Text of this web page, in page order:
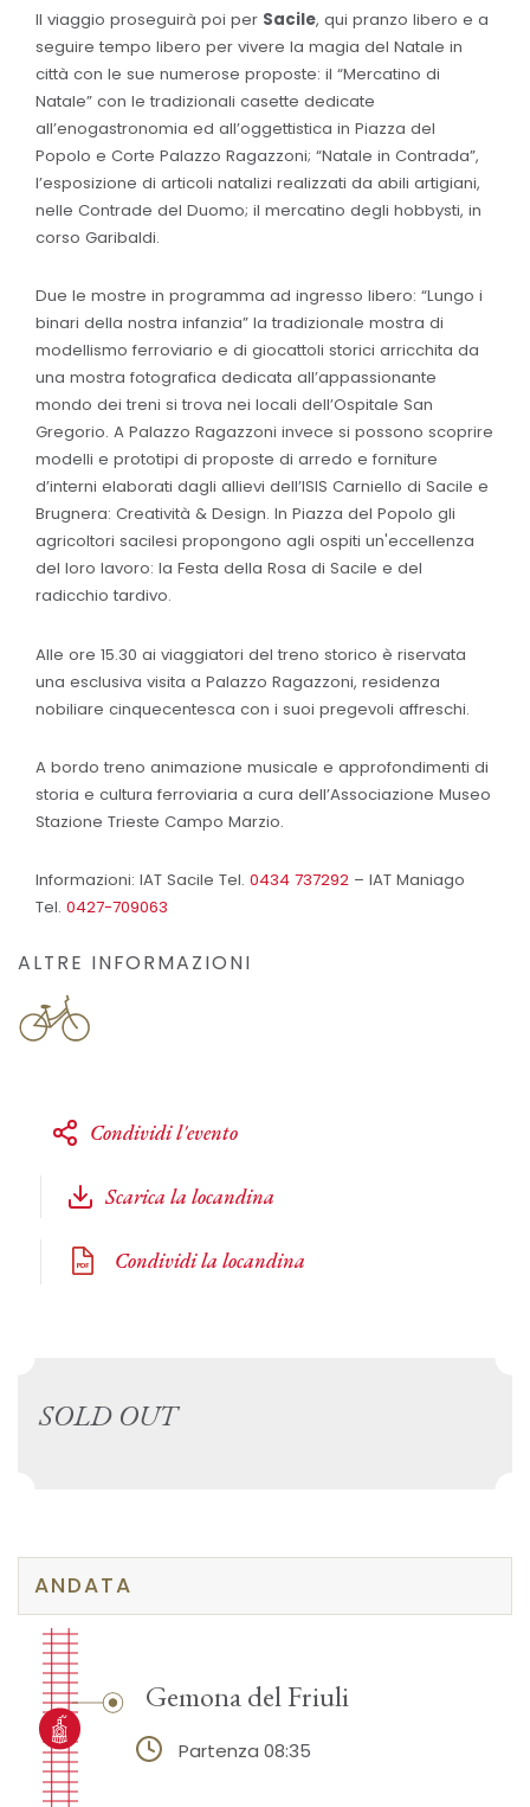
Il viaggio proseguirà poi per Sacile, qui pranzo libero e a
seguire tempo libero per vivere la magia del Natale in
città con le sue numerose proposte: il “Mercatino di
Natale” con le tradizionali casette dedicate
all’enogastronomia ed all’oggettistica in Piazza del
Popolo e Corte Palazzo Ragazzoni; “Natale in Contrada”,
l’esposizione di articoli natalizi realizzati da abili artigiani,
nelle Contrade del Duomo; il mercatino degli hobbysti, in
corso Garibaldi.
Due le mostre in programma ad ingresso libero: “Lungo i
binari della nostra infanzia” la tradizionale mostra di
modellismo ferroviario e di giocattoli storici arricchita da
una mostra fotografica dedicata all’appassionante
mondo dei treni si trova nei locali dell’Ospitale San
Gregorio. A Palazzo Ragazzoni invece si possono scoprire
modelli e prototipi di proposte di arredo e forniture
d’interni elaborati dagli allievi dell’ISIS Carniello di Sacile e
Brugnera: Creatività & Design. In Piazza del Popolo gli
agricoltori sacilesi propongono agli ospiti un'eccellenza
del loro lavoro: la Festa della Rosa di Sacile e del
radicchio tardivo.
Alle ore 15.30 ai viaggiatori del treno storico è riservata
una esclusiva visita a Palazzo Ragazzoni, residenza
nobiliare cinquecentesca con i suoi pregevoli affreschi.
A bordo treno animazione musicale e approfondimenti di
storia e cultura ferroviaria a cura dell’Associazione Museo
Stazione Trieste Campo Marzio.
Informazioni: IAT Sacile Tel. 0434 737292 – IAT Maniago
Tel. 0427-709063
ALTRE INFORMAZIONI
Condividi l'evento
Scarica la locandina
Condividi la locandina
SOLD OUT
ANDATA
Gemona del Friuli
Partenza 08:35